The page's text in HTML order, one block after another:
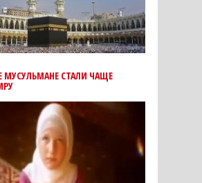
МУСУЛЬМАНЕ СТАЛИ ЧАЩЕ